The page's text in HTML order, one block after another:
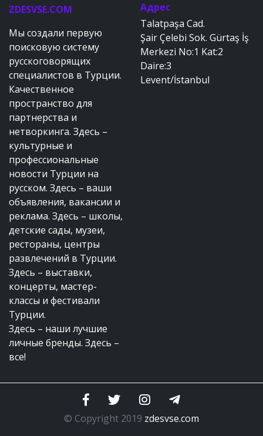
ZDESVSE.COM
Мы создали первую
поисковую систему
русскоговорящих
специалистов в Турции.
Качественное
пространство для
партнерства и
нетворкинга. Здесь –
культурные и
профессиональные
новости Турции на
русском. Здесь – ваши
объявления, вакансии и
реклама. Здесь – школы,
детские сады, музеи,
рестораны, центры
развлечений в Турции.
Здесь – выставки,
концерты, мастер-
классы и фестивали
Турции.
Здесь – наши лучшие
личные бренды. Здесь –
все!
Адрес
Talatpaşa Cad.
Şair Çelebi Sok. Gürtaş İş
Merkezi No:1 Kat:2
Daire:3
Levent/İstanbul
© Copyright 2019 zdesvse.com